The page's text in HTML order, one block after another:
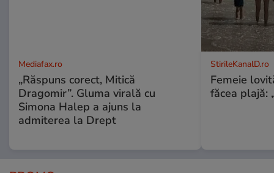
Mediafax.ro
„Răspuns corect, Mitică
Dragomir”. Gluma virală cu
Simona Halep a ajuns la
admiterea la Drept
StirileKanalD.ro
Femeie
făcea plajă: